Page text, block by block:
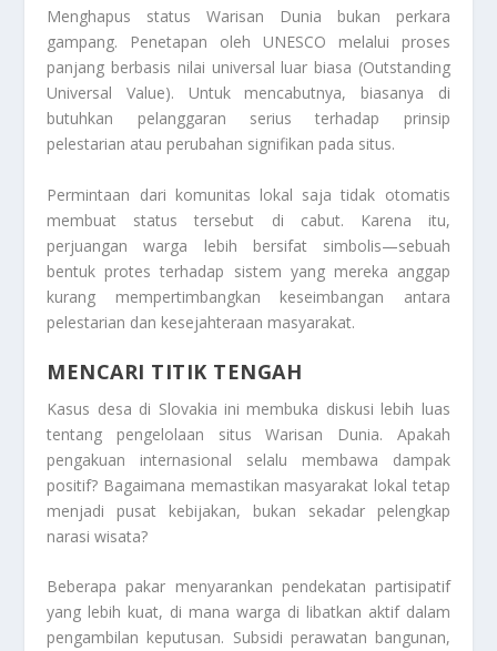
Menghapus status Warisan Dunia bukan perkara
gampang. Penetapan oleh UNESCO melalui proses
panjang berbasis nilai universal luar biasa (Outstanding
Universal Value). Untuk mencabutnya, biasanya di
butuhkan pelanggaran serius terhadap prinsip
pelestarian atau perubahan signifikan pada situs.
Permintaan dari komunitas lokal saja tidak otomatis
membuat status tersebut di cabut. Karena itu,
perjuangan warga lebih bersifat simbolis—sebuah
bentuk protes terhadap sistem yang mereka anggap
kurang mempertimbangkan keseimbangan antara
pelestarian dan kesejahteraan masyarakat.
MENCARI TITIK TENGAH
Kasus desa di Slovakia ini membuka diskusi lebih luas
tentang pengelolaan situs Warisan Dunia. Apakah
pengakuan internasional selalu membawa dampak
positif? Bagaimana memastikan masyarakat lokal tetap
menjadi pusat kebijakan, bukan sekadar pelengkap
narasi wisata?
Beberapa pakar menyarankan pendekatan partisipatif
yang lebih kuat, di mana warga di libatkan aktif dalam
pengambilan keputusan. Subsidi perawatan bangunan,